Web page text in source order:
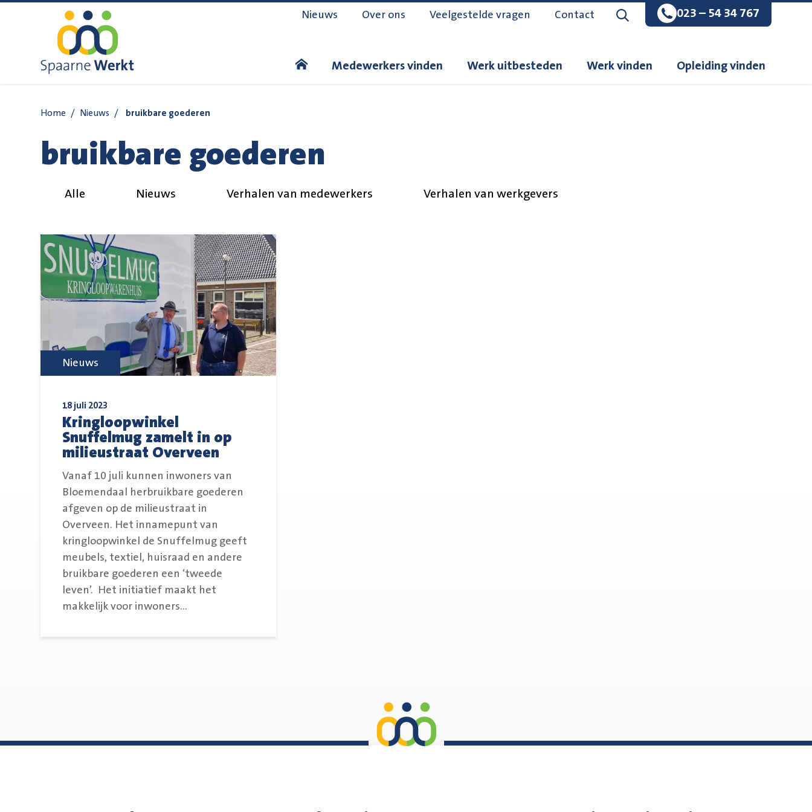
Navigatie overslaan Nieuws Over ons Veelgestelde vragen Contact Zoeken op de website
023 – 54 34 767
Medewerkers vinden Werk uitbesteden Werk vinden Opleiding vinden
Home / Nieuws / bruikbare goederen
bruikbare goederen
Alle Nieuws Verhalen van medewerkers Verhalen van werkgevers
Kringloopwinkel
Snuffelmug zamelt in op
milieustraat Overveen
18 juli 2023
Vanaf 10 juli kunnen inwoners van
Bloemendaal herbruikbare goederen
afgeven op de milieustraat in
Overveen. Het innamepunt van
kringloopwinkel de Snuffelmug geeft
meubels, textiel, huisraad en andere
bruikbare goederen een ‘tweede
leven’. Het initiatief maakt het
makkelijk voor inwoners...
Nieuws